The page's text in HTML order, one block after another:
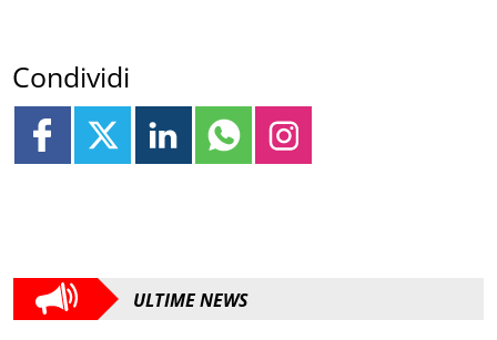
Condividi
ULTIME NEWS